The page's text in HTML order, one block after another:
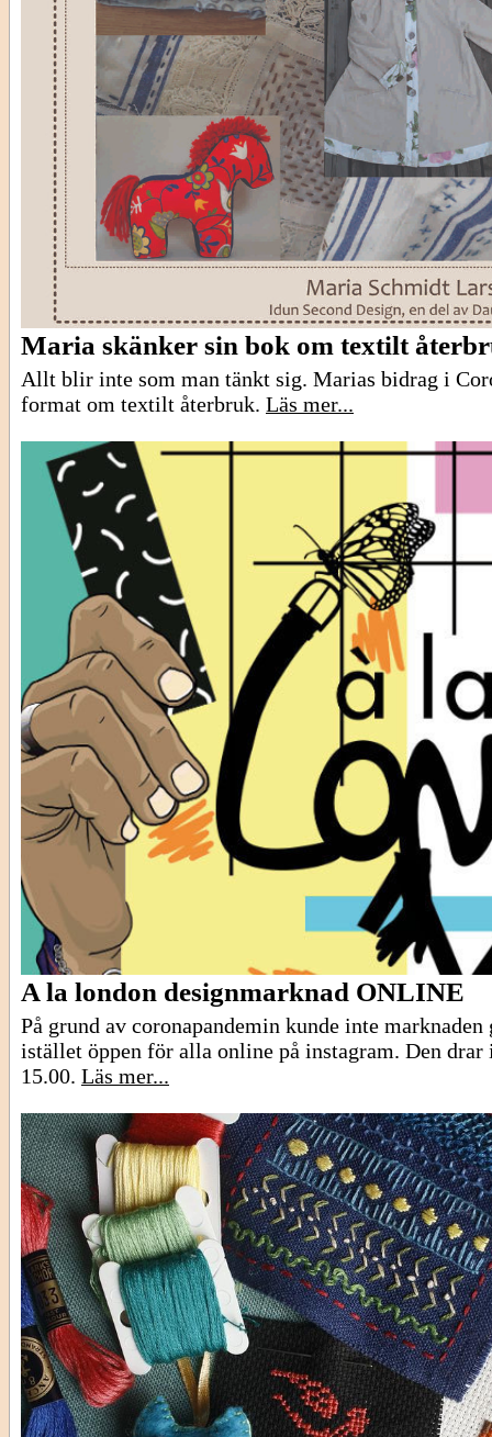
Maria skänker sin bok om textilt
Allt blir inte som man tänkt sig. Marias bidrag i
format om textilt återbruk. Läs mer...
A la london designmarknad ONLINE
På grund av coronapandemin kunde inte
istället öppen för alla online på instagram. Den
15.00. Läs mer...